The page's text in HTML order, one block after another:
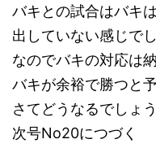
バキとの試合はバキ
出していない感じでし
なのでバキの対応は
バキが余裕で勝つと
さてどうなるでしょ
次号No20につづく